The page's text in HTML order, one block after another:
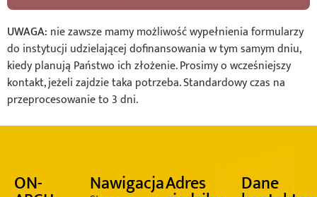
UWAGA: nie zawsze mamy możliwość wypełnienia formularzy
do instytucji udzielającej dofinansowania w tym samym dniu,
kiedy planują Państwo ich złożenie. Prosimy o wcześniejszy
kontakt, jeżeli zajdzie taka potrzeba. Standardowy czas na
przeprocesowanie to 3 dni.
ON- NawigacjaAdres Dane